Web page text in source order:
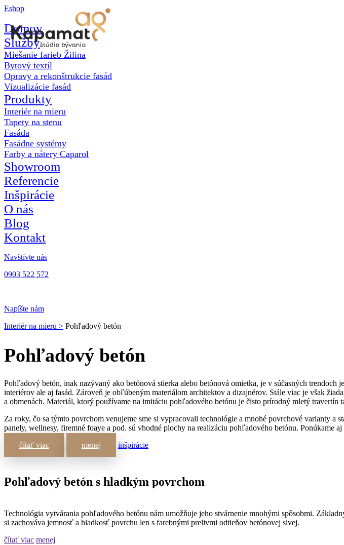
Eshop
Domov
Služby
Miešanie farieb Žilina
Bytový textil
Opravy a rekonštrukcie fasád
Vizualizácie fasád
Produkty
Interiér na mieru
Tapety na stenu
Fasáda
Fasádne systémy
Farby a nátery Caparol
Showroom
Referencie
Inšpirácie
O nás
Blog
Kontakt
Navštívte nás
0903 522 572
Napíšte nám
Interiér na mieru > Pohľadový betón
Pohľadový betón
Pohľadový betón, inak nazývaný ako betónová stierka alebo betónová omietka, je v súčasných
interiérov ale aj fasád. Zároveň je obľúbeným materiálom architektov a dizajnérov. Stále viac je však
a obmenách. Materiál, ktorý používame na imitáciu pohľadového betónu je čisto prírodný mletý
Za roky, čo sa týmto povrchom venujeme sme si vypracovali technológie a mnohé povrchové varianty a
panely, wellnesy, firemné foaye a pod. sú vhodné plochy na realizáciu pohľadového betónu. Ponúkame
čítať viac
menej inšpirácie
Pohľadový betón s hladkým povrchom
Technológia vytvárania pohľadového betónu nám umožňuje jeho stvárnenie mnohými spôsobmi.
si zachováva jemnosť a hladkosť povrchu len s farebnými prelivmi odtieňov betónovej sivej.
čítať viac menej